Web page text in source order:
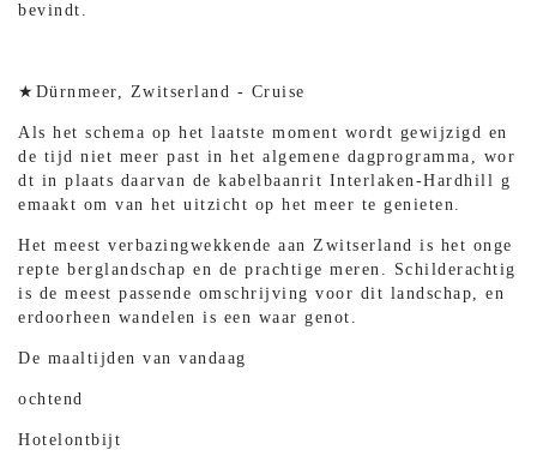
bevindt.
★Dürnmeer, Zwitserland - Cruise
Als het schema op het laatste moment wordt gewijzigd en
de tijd niet meer past in het algemene dagprogramma, wor
dt in plaats daarvan de kabelbaanrit Interlaken-Hardhill g
emaakt om van het uitzicht op het meer te genieten.
Het meest verbazingwekkende aan Zwitserland is het onge
repte berglandschap en de prachtige meren. Schilderachtig
is de meest passende omschrijving voor dit landschap, en
erdoorheen wandelen is een waar genot.
De maaltijden van vandaag
ochtend
Hotelontbijt